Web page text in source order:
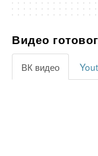
Видео
ВК видео